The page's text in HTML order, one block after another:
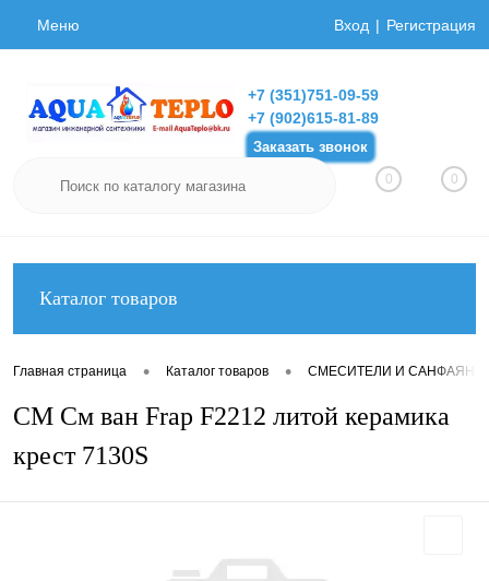
Меню Вход Регистрация
+7 (351)751-09-59
+7 (902)615-81-89
Заказать звонок
0 0
Каталог товаров
Главная страница • Каталог товаров • СМЕСИТЕЛИ И САНФАЯНС
СМ См ван Frap F2212 литой керамика
крест 7130S